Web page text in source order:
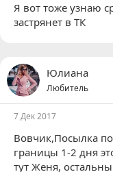
Я вот тоже узнаю
застрянет в ТК
Юлиана
Любитель
7 Дек 2017
Вовчик,Посылка
границы 1-2 дня
тут Женя,